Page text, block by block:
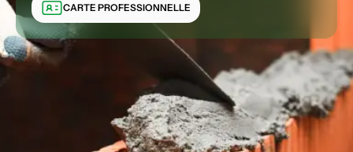
CARTE PROFESSIONNELLE